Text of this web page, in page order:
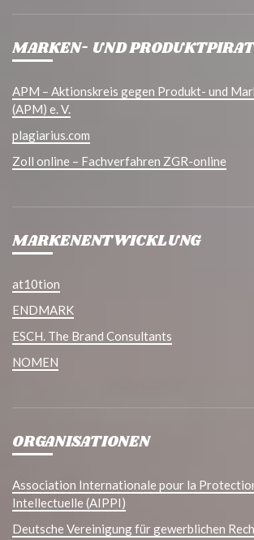
MARKEN- UND
APM – Aktionskreis gegen Produkt- und
(APM) e. V.
plagiarius.com
Zoll online – Fachverfahren ZGR-online
MARKENENTWICKLUNG
at10tion
ENDMARK
ESCH. The Brand Consultants
NOMEN
ORGANISATIONEN
Association Internationale pour la
Intellectuelle (AIPPI)
Deutsche Vereinigung für gewerblichen